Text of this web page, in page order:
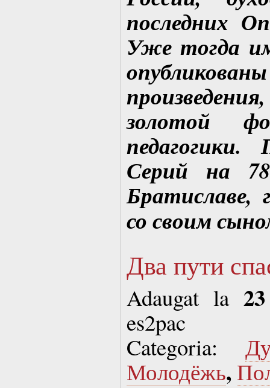
последних
Уже тогда
золотой
педагогики.
Серий на
Братиславе,
со своим
Два пути
Adaugat la
es2pac
Categoria:
Молодёжь,